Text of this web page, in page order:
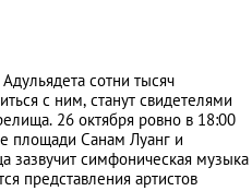
сотни тысяч
с ним, станут свидетелями
26 октября ровно в 18:00
площади Санам Луанг и
зазвучит симфоническая музыка
представления артистов